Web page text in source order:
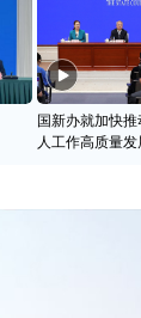
国新办就加快推
人工作高质量